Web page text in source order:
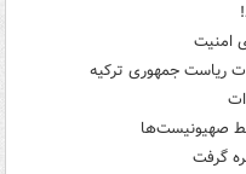
امنیت
ریاست جمهوری ترکیه
صهیونیست‌ها
گرفت